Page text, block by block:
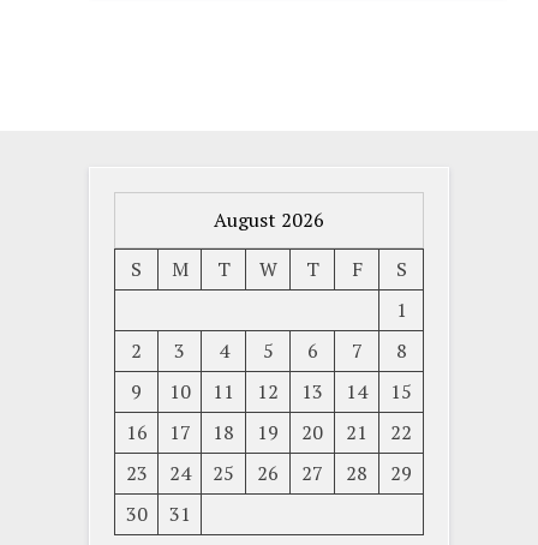
August 2026
S
M T W T F
S
1
2
3 4 5 6 7
8
9
10 11 12 13 14
15
16
17 18 19 20 21
22
23
24 25 26 27 28
29
30
31